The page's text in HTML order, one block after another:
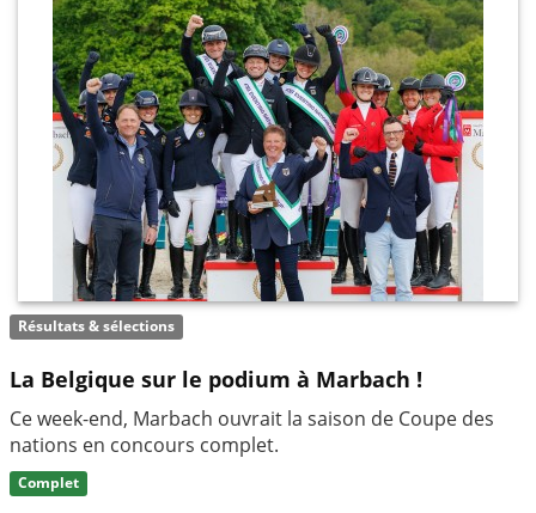
Résultats & sélections
La Belgique sur le podium à Marbach !
Ce week-end, Marbach ouvrait la saison de Coupe des
nations en concours complet.
Complet